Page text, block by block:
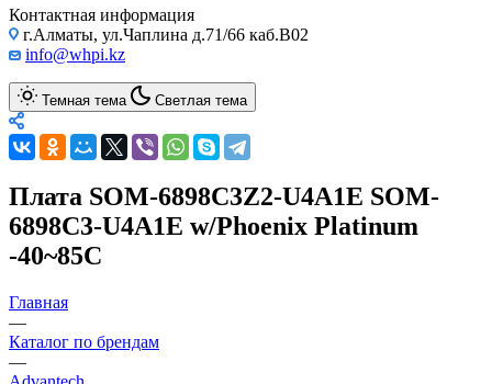
Контактная информация
г.Алматы, ул.Чаплина д.71/66 каб.B02
info@whpi.kz
Темная тема Светлая тема
Плата SOM-6898C3Z2-U4A1E SOM-
6898C3-U4A1E w/Phoenix Platinum
-40~85C
Главная
—
Каталог по брендам
—